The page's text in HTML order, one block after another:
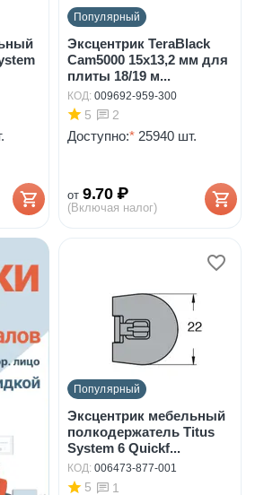
Популярный
Эксцентрик TeraBlack
Cam5000 15х13,2 мм для
плиты 18/19 м...
КОД: 009692-959-300
5 2
Доступно:* 25940 шт.
от 9.70 ₽
(Включая налог)
Популярный
Эксцентрик мебельный
полкодержатель Titus
System 6 Quickf...
КОД: 006473-877-001
5 1